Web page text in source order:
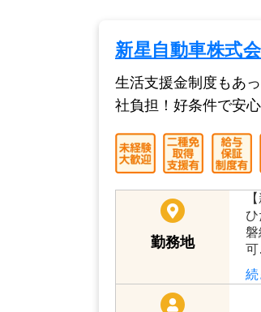
新星自動車株式
生活支援金制度もあ
社負担！好条件で安
勤務地